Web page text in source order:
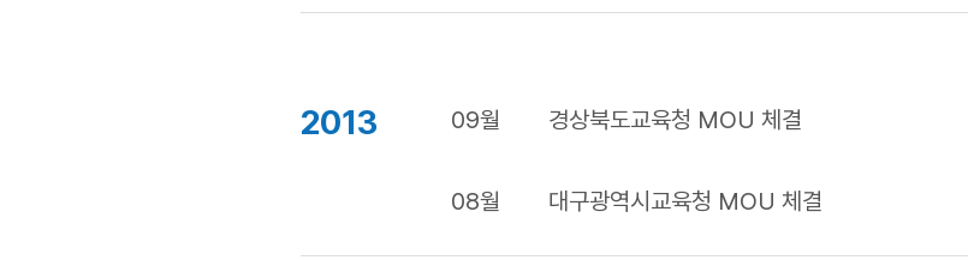
2013 09월 경상북도교육청 MOU 체결
08월 대구광역시교육청 MOU 체결